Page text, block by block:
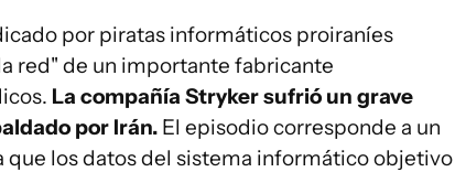
por piratas informáticos proiraníes
red" de un importante fabricante
La compañía Stryker sufrió un grave
por Irán. El episodio corresponde a un
que los datos del sistema informático objetivo